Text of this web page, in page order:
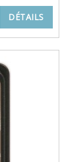
DÉTAILS